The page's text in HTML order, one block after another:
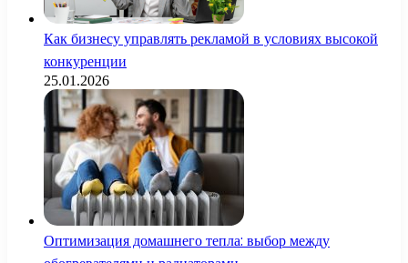
Как бизнесу управлять рекламой в условиях высокой
конкуренции
25.01.2026
Оптимизация домашнего тепла: выбор между